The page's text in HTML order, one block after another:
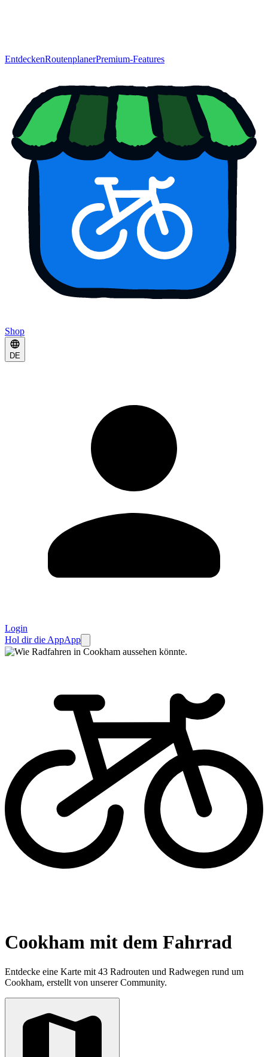
EntdeckenRoutenplanerPremium-Features
Shop
DE
Login
Hol dir die AppApp
Cookham mit dem Fahrrad
Entdecke eine Karte mit 43 Radrouten und Radwegen rund um
Cookham, erstellt von unserer Community.